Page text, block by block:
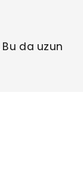
da uzun